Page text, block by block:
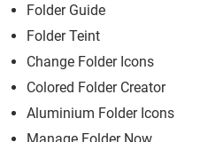
Folder Guide
Folder Teint
Change Folder Icons
Colored Folder Creator
Aluminium Folder Icons